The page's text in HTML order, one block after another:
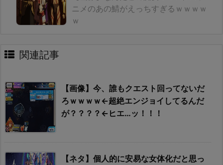
ニメのあの鯖がえっちすぎるｗｗｗｗ
ｗ
関連記事
【画像】今、誰もクエスト回ってないだ
ろｗｗｗｗ←超絶エンジョイしてるんだ
が？？？？←ヒエ…ッ！！！
【ネタ】個人的に安易な女体化だと思っ